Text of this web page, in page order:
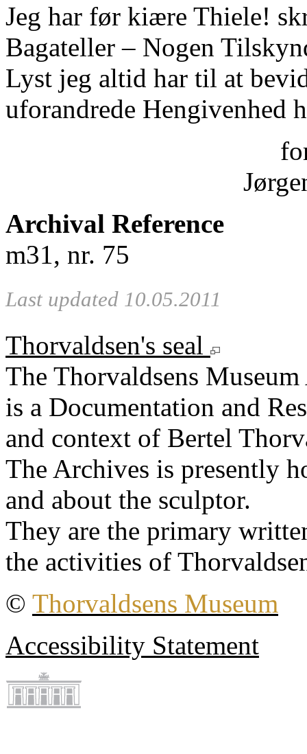
Jeg har før kiære Thiele!
Bagateller – Nogen
Lyst jeg altid har til at
uforandrede Hengivenhed
Archival Reference
m31, nr. 75
Last updated 10.05.2011
Thorvaldsen's seal
The Thorvaldsens
is a Documentation and
and context of Bertel
The Archives is presently
and about the sculptor.
They are the primary
the activities of
© Thorvaldsens Museum
Accessibility Statement